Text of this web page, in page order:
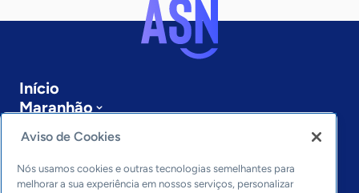
Início
Maranhão
Sobre a ASN
Últimas notícias
Entre em contato
Editorias
Aviso de Cookies
Nós usamos cookies e outras tecnologias semelhantes para
melhorar a sua experiência em nossos serviços, personalizar